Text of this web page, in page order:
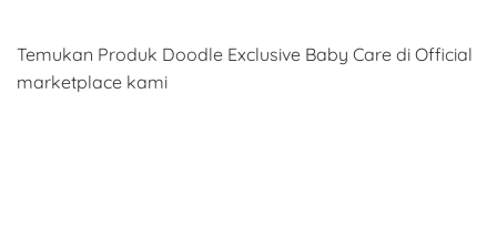
Temukan Produk Doodle Exclusive Baby Care di Official
marketplace kami